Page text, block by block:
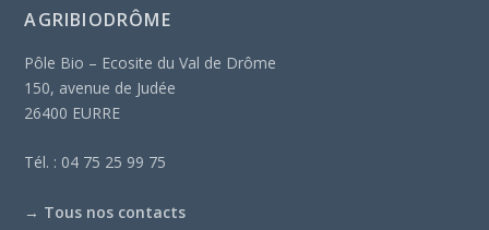
AGRIBIODRÔME
Pôle Bio – Ecosite du Val de Drôme
150, avenue de Judée
26400 EURRE
Tél. : 04 75 25 99 75
→ Tous nos contacts